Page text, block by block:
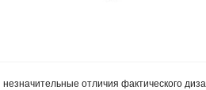
отличия фактического